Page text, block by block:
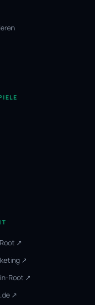
↗
↗
Root ↗
↗